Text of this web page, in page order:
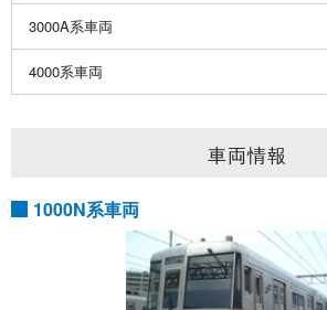
3000A系車両
4000系車両
車両情報
1000N系車両